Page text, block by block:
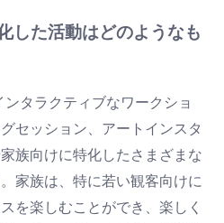
した活動はどのようなも
タラクティブなワークショ
セッション、アートインスタ
族向けに特化したさまざまな
家族は、特に若い観客向けに
を楽しむことができ、楽しく